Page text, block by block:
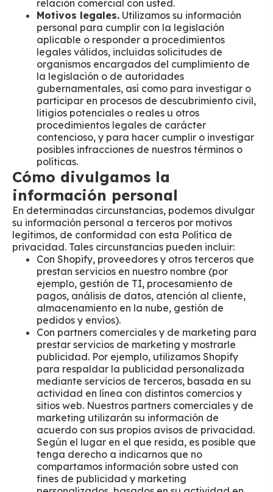
relación comercial con usted.
Motivos legales. Utilizamos su información
personal para cumplir con la legislación
aplicable o responder a procedimientos
legales válidos, incluidas solicitudes de
organismos encargados del cumplimiento de
la legislación o de autoridades
gubernamentales, así como para investigar o
participar en procesos de descubrimiento civil,
litigios potenciales o reales u otros
procedimientos legales de carácter
contencioso, y para hacer cumplir o investigar
posibles infracciones de nuestros términos o
políticas.
Cómo divulgamos la
información personal
En determinadas circunstancias, podemos divulgar
su información personal a terceros por motivos
legítimos, de conformidad con esta Política de
privacidad. Tales circunstancias pueden incluir:
Con Shopify, proveedores y otros terceros que
prestan servicios en nuestro nombre (por
ejemplo, gestión de TI, procesamiento de
pagos, análisis de datos, atención al cliente,
almacenamiento en la nube, gestión de
pedidos y envíos).
Con partners comerciales y de marketing para
prestar servicios de marketing y mostrarle
publicidad. Por ejemplo, utilizamos Shopify
para respaldar la publicidad personalizada
mediante servicios de terceros, basada en su
actividad en línea con distintos comercios y
sitios web. Nuestros partners comerciales y de
marketing utilizarán su información de
acuerdo con sus propios avisos de privacidad.
Según el lugar en el que resida, es posible que
tenga derecho a indicarnos que no
compartamos información sobre usted con
fines de publicidad y marketing